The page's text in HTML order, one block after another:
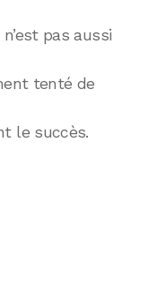
pas aussi
tenté de
le succès.